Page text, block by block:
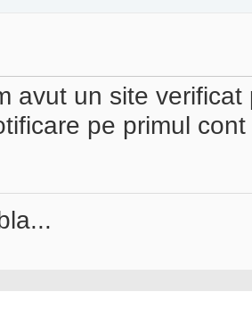
avut un site
pe primul